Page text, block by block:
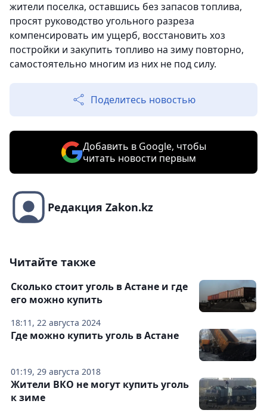
жители поселка, оставшись без запасов топлива,
просят руководство угольного разреза
компенсировать им ущерб, восстановить хоз
постройки и закупить топливо на зиму повторно,
самостоятельно многим из них не под силу.
Поделитесь новостью
Добавить в Google, чтобы
читать новости первым
Редакция Zakon.kz
Читайте также
18:11, 22 августа 2024
Сколько стоит уголь в Астане и где
его можно купить
01:19, 29 августа 2018
Где можно купить уголь в Астане
Жители ВКО не могут купить уголь
к зиме